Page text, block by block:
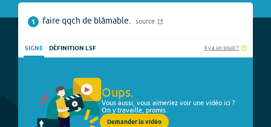
1 faire qqch de blâmable. source
SIGNE DÉFINITION LSF Il y a un souci ?
Oups.
Vous aussi, vous aimeriez voir une vidéo ici ?
On y travaille, promis.
Demander la vidéo